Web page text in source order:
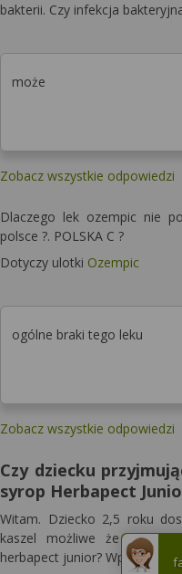
bakterii. Czy infekcja
może
Zobacz wszystkie odpowiedzi
Dlaczego lek ozempic nie
polsce ?. POLSKA C ?
Dotyczy ulotki Ozempic
ogólne braki tego leku
Zobacz wszystkie odpowiedzi
Czy dziecku
syrop Herbapect
Witam. Dziecko 2,5 roku
kaszel możliwe że od
herbapect junior? Wpływa to